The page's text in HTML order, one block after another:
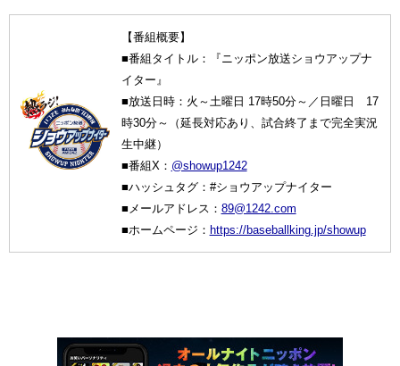
【番組概要】
■番組タイトル：『ニッポン放送ショウアップナ
イター』
■放送日時：火～土曜日 17時50分～／日曜日 17
時30分～（延長対応あり、試合終了まで完全実況
生中継）
■番組X： @showup1242
■ハッシュタグ：#ショウアップナイター
■メールアドレス： 89@1242.com
■ホームページ： https://baseballking.jp/showup